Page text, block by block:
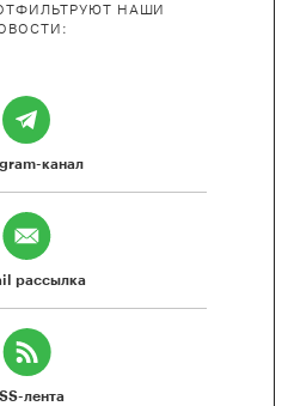
НАШИ
канал
рассылка
лента